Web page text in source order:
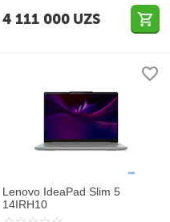
4 111 000 UZS
Lenovo IdeaPad Slim 5
14IRH10